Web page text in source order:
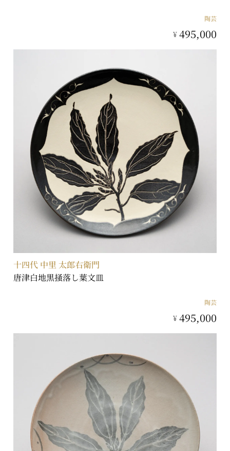
陶芸
¥ 495,000
十四代 中里 太郎右衛門
唐津白地黒掻落し葉文皿
陶芸
¥ 495,000